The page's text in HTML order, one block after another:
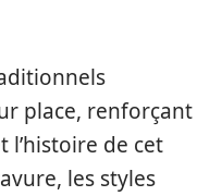
place, renforçant
l’histoire de cet
les styles